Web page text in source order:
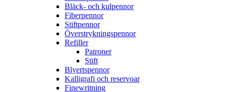
Bläck- och kulpennor
Fiberpennor
Stiftpennor
Överstrykningspennor
Refiller
Patroner
Stift
Blyertspennor
Kalligrafi och reservoar
Finewritning